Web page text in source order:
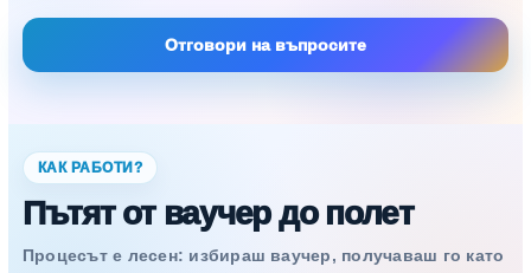
Отговори на въпросите
КАК РАБОТИ?
Пътят от ваучер до полет
Процесът е лесен: избираш ваучер, получаваш го като